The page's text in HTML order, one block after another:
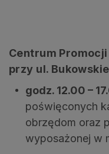
Centrum
przy ul.
godz. 12.00 –
poświęconych
obrzędom oraz
wyposażonej w